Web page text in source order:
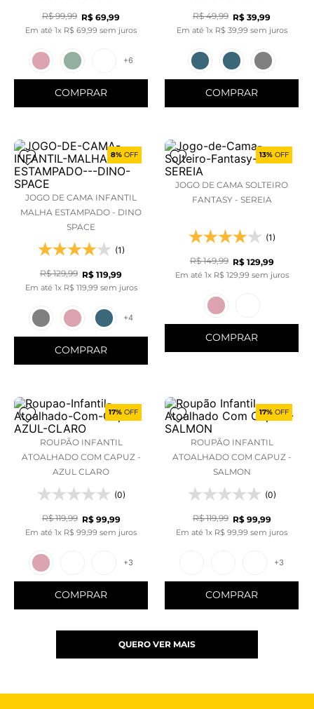
R$ 99,99 R$ 69,99
Em até 1x R$ 69 99 sem juros
+6
COMPRAR
R$ 49,99 R$ 39,99
Em até 1x R$ 39 99 sem juros
COMPRAR
8% OFF
JOGO DE CAMA INFANTIL
MALHA ESTAMPADO - DINO
SPACE
(1)
R$ 129,99 R$ 119,99
Em até 1x R$ 119 99 sem juros
+4
COMPRAR
13% OFF
JOGO DE CAMA SOLTEIRO
FANTASY - SEREIA
(1)
R$ 149,99 R$ 129,99
Em até 1x R$ 129 99 sem juros
COMPRAR
17% OFF
ROUPÃO INFANTIL
ATOALHADO COM CAPUZ -
AZUL CLARO
(0)
R$ 119,99 R$ 99,99
Em até 1x R$ 99 99 sem juros
+3
COMPRAR
17% OFF
ROUPÃO INFANTIL
ATOALHADO COM CAPUZ -
SALMON
(0)
R$ 119,99 R$ 99,99
Em até 1x R$ 99 99 sem juros
+3
COMPRAR